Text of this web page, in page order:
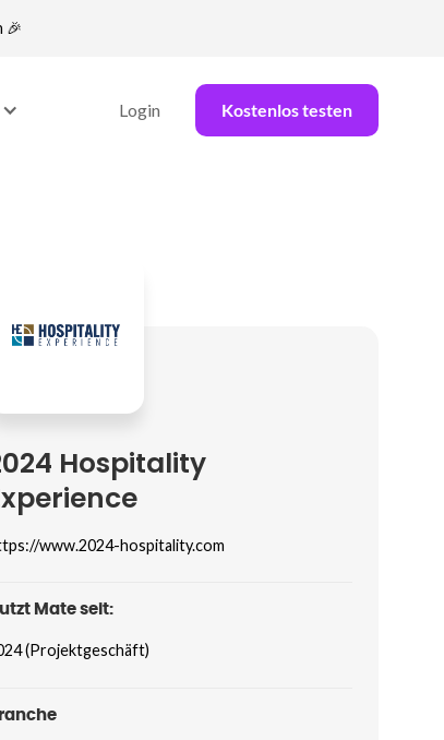
🎉
Login Kostenlos testen
Hospitality
www.2024-hospitality.com
Mate seit:
(Projektgeschäft)